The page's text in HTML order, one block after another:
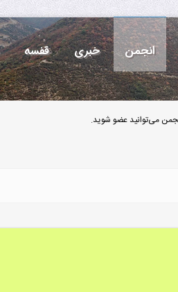
انجمن خبری قفسه
می‌توانید عضو شوید.